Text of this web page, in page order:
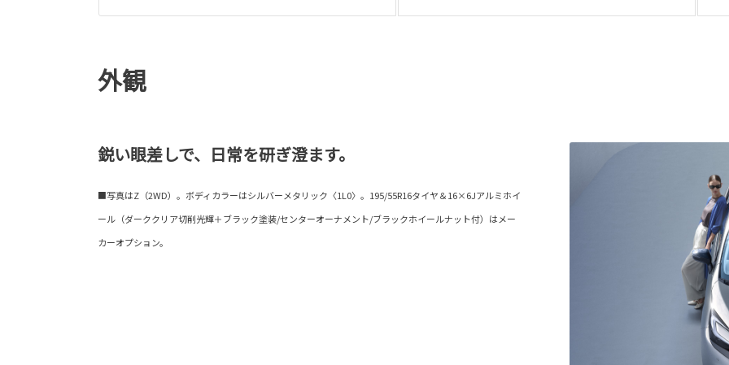
外観
鋭い眼差しで、日常を研ぎ澄ます。
■写真はZ（2WD）。ボディカラーはシルバーメタリック〈1L0〉。195/55R16タイヤ＆16×6Jアルミホイ
ール（ダーククリア切削光輝＋ブラック塗装/センターオーナメント/ブラックホイールナット付）はメー
カーオプション。